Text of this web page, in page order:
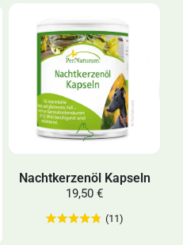
Nachtkerzenöl Kapseln
19,50 €
(11)